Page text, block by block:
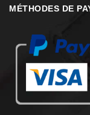
MÉTHODES DE